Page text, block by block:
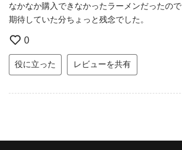
なかなか購入できなかったラーメンだったので
期待していた分ちょっと残念でした。
0
役に立った レビューを共有